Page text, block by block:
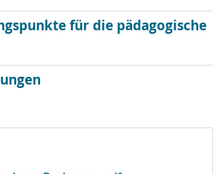
für die pädagogische